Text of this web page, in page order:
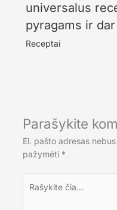
universalus
pyragams ir
Receptai
Parašykite
El. pašto adresas
pažymėti *
čia...